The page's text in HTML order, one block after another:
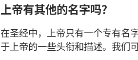
上帝有其他的名字吗？
在圣经中，上帝只有一个专有名
于上帝的一些头衔和描述。我们